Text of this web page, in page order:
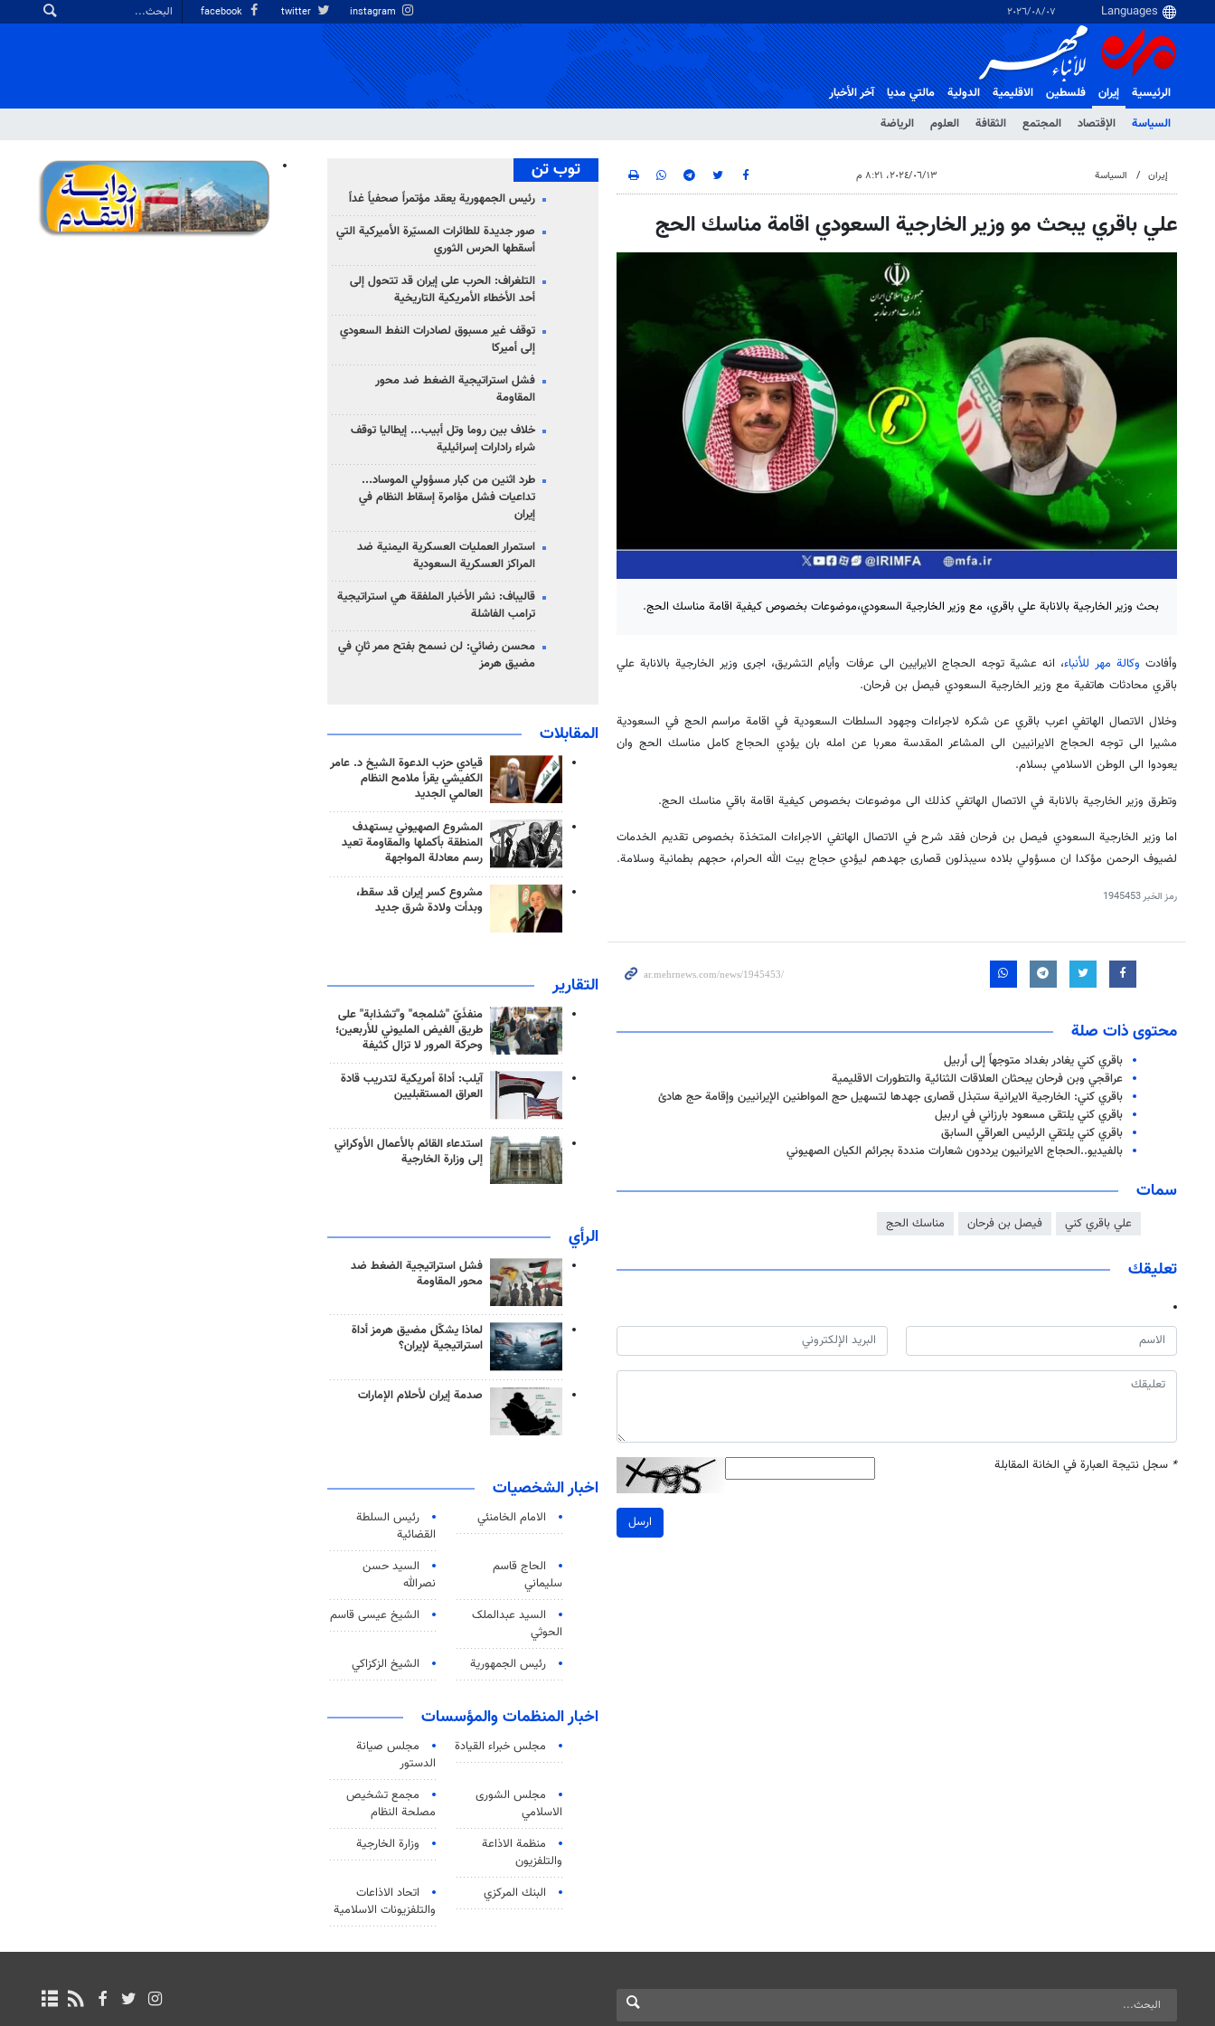
٠٧‏/٠٨‏/٢٠٢٦
الرئيسية
إيران
السياسة
الإقتصاد المجتمع الثقافة العلوم الرياضة
فلسطین الاقلیمیة الدولية مالتي مدیا آخر الأخبار
إيران السياسة ١٣‏/٠٦‏/٢٠٢٤، ٨:٢١ م
علي باقري يبحث مو وزير الخارجية السعودي اقامة مناسك الحج
بحث وزير الخارجية بالانابة علي باقري، مع وزير الخارجية السعودي،موضوعات بخصوص كيفية اقامة مناسك الحج.
وأفادت وكالة مهر للأنباء، انه عشية توجه الحجاج الايرايين الى عرفات وأيام التشريق، اجرى وزير الخارجية بالانابة علي
باقري محادثات هاتفية مع وزير الخارجية السعودي فيصل بن فرحان.
وخلال الاتصال الهاتفي اعرب باقري عن شكره لاجراءات وجهود السلطات السعودية في اقامة مراسم الحج في السعودية
مشيرا الى توجه الحجاج الايرانيين الى المشاعر المقدسة معربا عن امله بان يؤدي الحجاج كامل مناسك الحج وان
يعودوا الى الوطن الاسلامي بسلام.
وتطرق وزير الخارجية بالانابة في الاتصال الهاتفي كذلك الى موضوعات بخصوص كيفية اقامة باقي مناسك الحج.
اما وزير الخارجية السعودي فيصل بن فرحان فقد شرح في الاتصال الهاتفي الاجراءات المتخذة بخصوص تقديم الخدمات
لضيوف الرحمن مؤكدا ان مسؤولي بلاده سيبذلون قصارى جهدهم ليؤدي حجاج بيت الله الحرام، حجهم بطمانية وسلامة.
رمز الخبر1945453
محتوى ذات صلة
باقري كني يغادر بغداد متوجهاً إلى أربيل
عراقجي وبن فرحان يبحثان العلاقات الثنائية والتطورات الاقليمية
باقري كني: الخارجية الايرانية ستبذل قصارى جهدها لتسهيل حج المواطنين الإيرانيين وإقامة حج هادئ
باقري كني يلتقى مسعود بارزاني في اربيل
باقري كني يلتقي الرئيس العراقي السابق
بالفيديو..الحجاج الايرانيون يرددون شعارات منددة بجرائم الكيان الصهيوني
سمات
علي باقري كني فيصل بن فرحان مناسك الحج
تعليقك
* سجل نتيجة العبارة في الخانة المقابلة
ارسل
توب تن
رئيس الجمهورية يعقد مؤتمراً صحفياً غداً
صور جديدة للطائرات المسيّرة الأميركية التي
أسقطها الحرس الثوري
التلغراف: الحرب على إيران قد تتحول إلى
أحد الأخطاء الأمريكية التاريخية
توقف غير مسبوق لصادرات النفط السعودي
إلى أميركا
فشل استراتيجية الضغط ضد محور
المقاومة
خلاف بين روما وتل أبيب... إيطاليا توقف
شراء رادارات إسرائيلية
طرد اثنين من كبار مسؤولي الموساد...
تداعيات فشل مؤامرة إسقاط النظام في
إيران
استمرار العمليات العسكرية اليمنية ضد
المراكز العسكرية السعودية
قاليباف: نشر الأخبار الملفقة هي استراتيجية
ترامب الفاشلة
محسن رضائي: لن نسمح بفتح ممر ثانٍ في
مضيق هرمز
المقابلات
قيادي حزب الدعوة الشيخ د. عامر
الكفيشي يقرأ ملامح النظام
العالمي الجديد
المشروع الصهيوني يستهدف
المنطقة بأكملها والمقاومة تعيد
رسم معادلة المواجهة
مشروع كسر إيران قد سقط،
وبدأت ولادة شرق جديد
التقارير
منفذَيّ "شلمجه" و"تشذابة" على
طريق الفيض المليوني للأربعين؛
وحركة المرور لا تزال كثيفة
آيلب: أداة أمريكية لتدريب قادة
العراق المستقبليين
استدعاء القائم بالأعمال الأوكراني
إلى وزارة الخارجية
الرأي
فشل استراتيجية الضغط ضد
محور المقاومة
لماذا يشكّل مضيق هرمز أداة
استراتيجية لإيران؟
صدمة إيران لأحلام الإمارات
اخبار الشخصيات
الامام الخامنئي
رئیس السلطة
القضائیة
الحاج قاسم
سليماني
السيد حسن
نصرالله
السید عبدالملک
الحوثي
الشيخ عيسى قاسم
رئيس الجمهورية الشيخ الزكزاكي
اخبار المنظمات والمؤسسات
مجلس خبراء القيادة
مجلس صيانة
الدستور
مجلس الشورى
الاسلامي
مجمع تشخيص
مصلحة النظام
منظمة الاذاعة
والتلفزیون
وزارة الخارجية
البنك المركزي
اتحاد الاذاعات
والتلفزيونات الاسلامية